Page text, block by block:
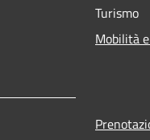
Turismo
Mobilità